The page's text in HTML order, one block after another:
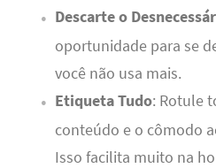
Descarte o
oportunidade para se
você não usa mais.
Etiqueta Tudo: Rotule
conteúdo e o cômodo
Isso facilita muito na